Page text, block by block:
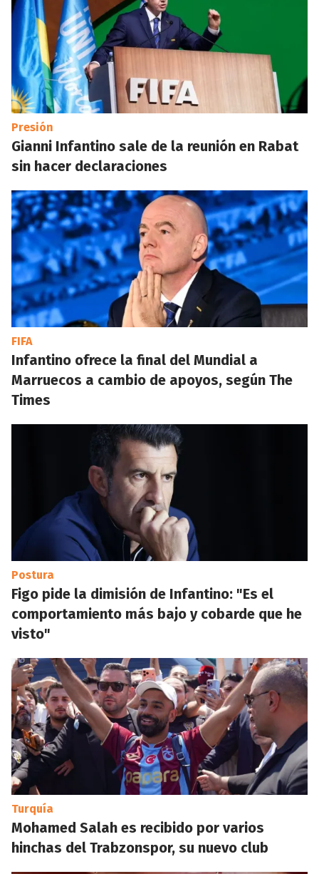
Presión
Gianni Infantino sale de la reunión en Rabat
sin hacer declaraciones
FIFA
Infantino ofrece la final del Mundial a
Marruecos a cambio de apoyos, según The
Times
Postura
Figo pide la dimisión de Infantino: "Es el
comportamiento más bajo y cobarde que he
visto"
Turquía
Mohamed Salah es recibido por varios
hinchas del Trabzonspor, su nuevo club